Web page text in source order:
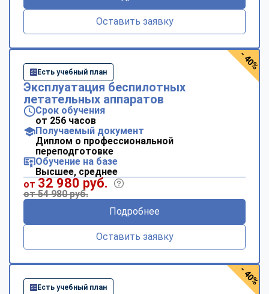
Оставить заявку
Есть учебный план
Эксплуатация беспилотных
летательных аппаратов
Срок обучения
от 256 часов
Получаемый документ
Диплом о профессиональной
переподготовке
Обучение на базе
Высшее, среднее
от 32 980 руб.
от 54 980 руб.
Подробнее
Оставить заявку
- 40%
Есть учебный план
- 40%